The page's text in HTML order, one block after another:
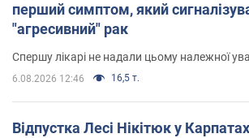
перший симптом, який
"агресивний" рак
Спершу лікарі не надали цьому належної
6.08.2026 12:46 16,5 т.
Відпустка Лесі Нікітюк у